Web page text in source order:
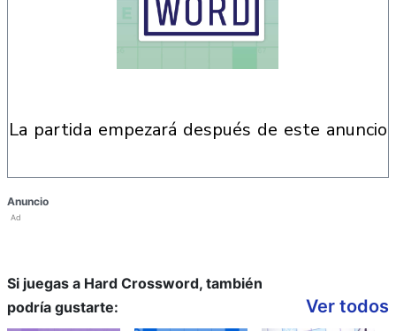
la partida empezará después de este anuncio
Anuncio
Ad
Si juegas a Hard Crossword, también
podría gustarte:
Ver todos